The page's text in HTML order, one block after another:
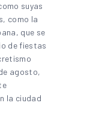
suyas
como la
que se
de fiestas
agosto,
la ciudad